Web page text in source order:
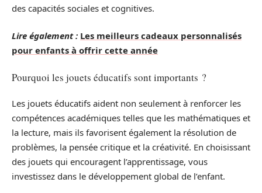
des capacités sociales et cognitives.
Lire également : Les meilleurs cadeaux personnalisés
pour enfants à offrir cette année
Pourquoi les jouets éducatifs sont importants ?
Les jouets éducatifs aident non seulement à renforcer les
compétences académiques telles que les mathématiques et
la lecture, mais ils favorisent également la résolution de
problèmes, la pensée critique et la créativité. En choisissant
des jouets qui encouragent l’apprentissage, vous
investissez dans le développement global de l’enfant.